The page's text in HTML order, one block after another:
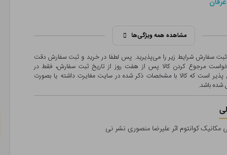
مشاهده همه ویژگی‌ها
ثبت سفارش شرایط زیر را می‌پذیرید. پس لطفا در خرید و ثبت سفارش دقت
مرجوع کردن کالا پس از هفت روز از تاریخ ثبت سفارش، فقط در
پذیر است که کالا با مشخصات ذکر شده در سایت مغایرت داشته یا بصورت
باشد.
مکانیک کوانتوم اثر علیرضا منصوری نشر نی